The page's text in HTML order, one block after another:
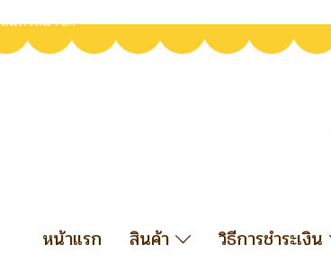
สมัครสมาชิก
หน้าแรก สินค้า วิธีการชำระเงิน